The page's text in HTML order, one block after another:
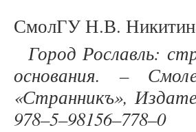
СмолГУ Н.В.
Город Рославль:
основания. –
«Странникъ»,
978–5–98156–778–0